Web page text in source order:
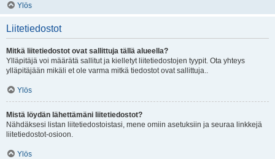
Ylös
Liitetiedostot
Mitkä liitetiedostot ovat sallittuja tällä alueella?
Ylläpitäjä voi määrätä sallitut ja kielletyt liitetiedostojen tyypit. Ota yhteys
ylläpitäjään mikäli et ole varma mitkä tiedostot ovat sallittuja..
Ylös
Mistä löydän lähettämäni liitetiedostot?
Nähdäksesi listan liitetiedostoistasi, mene omiin asetuksiin ja seuraa linkkejä
liitetiedostot-osioon.
Ylös